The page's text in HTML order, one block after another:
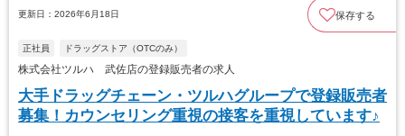
更新日：2026年6月18日 保存する
正社員 ドラッグストア（OTCのみ）
株式会社ツルハ 武佐店の登録販売者の求人
大手ドラッグチェーン・ツルハグループで登録販売者
募集！カウンセリング重視の接客を重視しています♪